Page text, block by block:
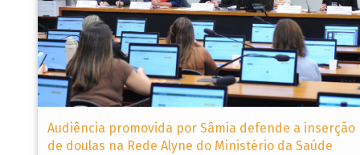
Audiência promovida por Sâmia defende a inserção
de doulas na Rede Alyne do Ministério da Saúde